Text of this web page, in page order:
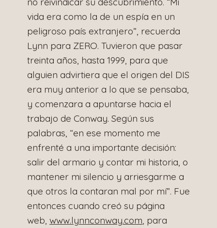
vida era como la de un espía en un
peligroso país extranjero”, recuerda
Lynn para ZERO. Tuvieron que pasar
treinta años, hasta 1999, para que
alguien advirtiera que el origen del DIS
era muy anterior a lo que se pensaba,
y comenzara a apuntarse hacia el
trabajo de Conway. Según sus
palabras, “en ese momento me
enfrenté a una importante decisión:
salir del armario y contar mi historia, o
mantener mi silencio y arriesgarme a
que otros la contaran mal por mí”. Fue
entonces cuando creó su página
web, www.lynnconway.com , para